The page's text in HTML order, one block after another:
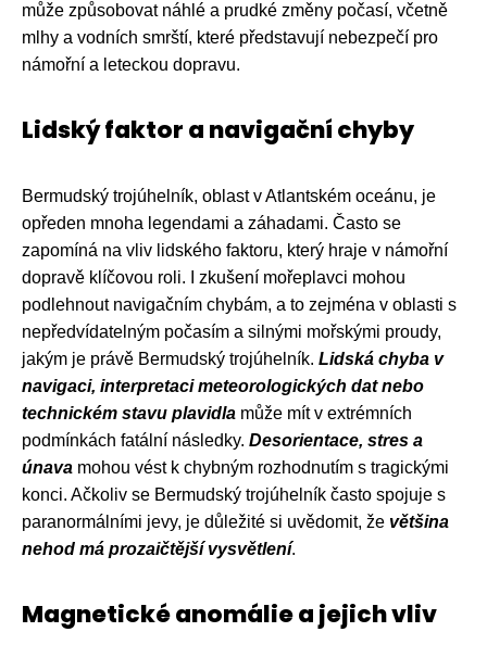
může způsobovat náhlé a prudké změny počasí, včetně
mlhy a vodních smrští, které představují nebezpečí pro
námořní a leteckou dopravu.
Lidský faktor a navigační chyby
Bermudský trojúhelník, oblast v Atlantském oceánu, je
opředen mnoha legendami a záhadami. Často se
zapomíná na vliv lidského faktoru, který hraje v námořní
dopravě klíčovou roli. I zkušení mořeplavci mohou
podlehnout navigačním chybám, a to zejména v oblasti s
nepředvídatelným počasím a silnými mořskými proudy,
jakým je právě Bermudský trojúhelník. Lidská chyba v
navigaci, interpretaci meteorologických dat nebo
technickém stavu plavidla může mít v extrémních
podmínkách fatální následky. Desorientace, stres a
únava mohou vést k chybným rozhodnutím s tragickými
konci. Ačkoliv se Bermudský trojúhelník často spojuje s
paranormálními jevy, je důležité si uvědomit, že většina
nehod má prozaičtější vysvětlení.
Magnetické anomálie a jejich vliv